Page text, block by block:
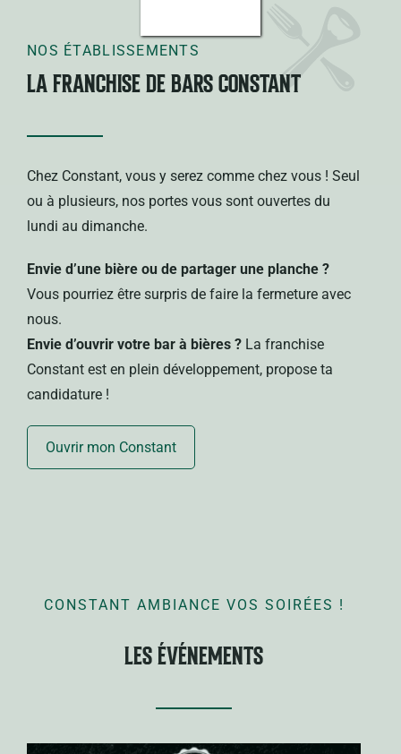
NOS ÉTABLISSEMENTS
LA FRANCHISE DE BARS CONSTANT
Chez Constant, vous y serez comme chez vous ! Seul
ou à plusieurs, nos portes vous sont ouvertes du
lundi au dimanche.
Envie d’une bière ou de partager une planche ?
Vous pourriez être surpris de faire la fermeture avec
nous.
Envie d’ouvrir votre bar à bières ? La franchise
Constant est en plein développement, propose ta
candidature !
Ouvrir mon Constant
CONSTANT AMBIANCE VOS SOIRÉES !
LES ÉVÉNEMENTS